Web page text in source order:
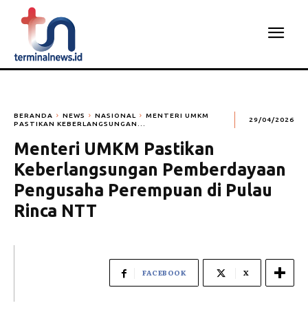
BERANDA NEWS NASIONAL
MENTERI UMKM
PASTIKAN KEBERLANGSUNGAN...
29/04/2026
Menteri UMKM Pastikan
Keberlangsungan Pemberdayaan
Pengusaha Perempuan di Pulau
Rinca NTT
FACEBOOK X